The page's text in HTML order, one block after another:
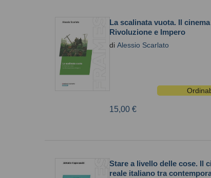
La scalinata vuota. Il
Rivoluzione e Impero
di Alessio Scarlato
15,00 €
Stare a livello delle cose. Il
reale italiano tra